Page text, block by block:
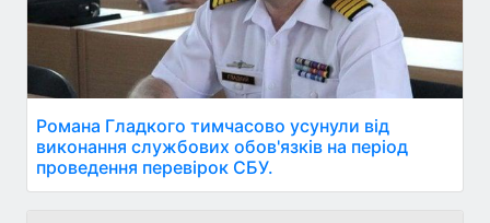
Романа Гладкого тимчасово усунули від
виконання службових обов'язків на період
проведення перевірок СБУ.